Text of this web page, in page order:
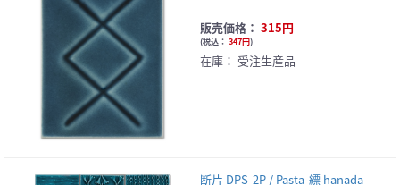
販売価格： 315円
(税込： 347円)
在庫： 受注生産品
断片 DPS-2P / Pasta-縹 hanada